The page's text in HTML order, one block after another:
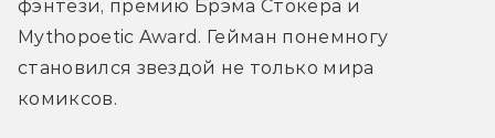
фэнтези, премию Брэма Стокера и
Mythopoetic Award. Гейман понемногу
становился звездой не только мира
комиксов.